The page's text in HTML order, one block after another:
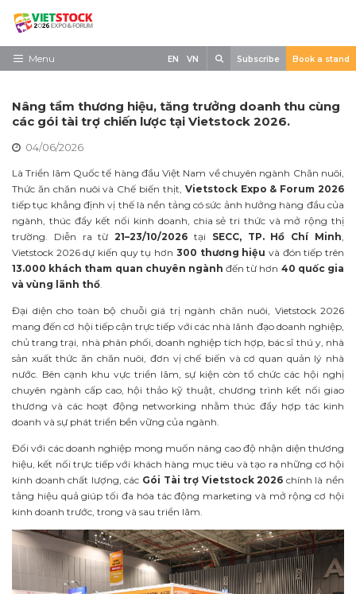
Skip
contentMenu
Về triển lãm
Trưng Bày
Tham Quan
Tin tức
Liên Hệ
EN VN Subscribe Book a stand
Nâng tầm thương hiệu, tăng trưởng doanh thu cùng
các gói tài trợ chiến lược tại Vietstock 2026.
04/06/2026
Là Triển lãm Quốc tế hàng đầu Việt Nam về chuyên ngành Chăn nuôi,
Thức ăn chăn nuôi và Chế biến thịt, Vietstock Expo & Forum 2026
tiếp tục khẳng định vị thế là nền tảng có sức ảnh hưởng hàng đầu của
ngành, thúc đẩy kết nối kinh doanh, chia sẻ tri thức và mở rộng thị
trường. Diễn ra từ21–23/10/2026 tại SECC, TP. Hồ Chí Minh,
Vietstock 2026 dự kiến quy tụ hơn 300 thương hiệu và đón tiếp trên
13.000 khách tham quan chuyên ngành đến từ hơn 40 quốc gia
và vùng lãnh thổ.
Đại diện cho toàn bộ chuỗi giá trị ngành chăn nuôi, Vietstock 2026
mang đến cơ hội tiếp cận trực tiếp với các nhà lãnh đạo doanh nghiệp,
chủ trang trại, nhà phân phối, doanh nghiệp tích hợp, bác sĩ thú y, nhà
sản xuất thức ăn chăn nuôi, đơn vị chế biến và cơ quan quản lý nhà
nước. Bên cạnh khu vực triển lãm, sự kiện còn tổ chức các hội nghị
chuyên ngành cấp cao, hội thảo kỹ thuật, chương trình kết nối giao
thương và các hoạt động networking nhằm thúc đẩy hợp tác kinh
doanh và sự phát triển bền vững của ngành.
Đối với các doanh nghiệp mong muốn nâng cao độ nhận diện thương
hiệu, kết nối trực tiếp với khách hàng mục tiêu và tạo ra những cơ hội
kinh doanh chất lượng, các Gói Tài trợ Vietstock 2026 chính là nền
tảng hiệu quả giúp tối đa hóa tác động marketing và mở rộng cơ hội
kinh doanh trước, trong và sau triển lãm.